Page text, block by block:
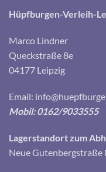
Hüpfburgen-Verleih-
Marco Lindner
Queckstraße 8e
04177 Leipzig
Email:
Mobil: 0162/9033555
Lagerstandort zum
Neue Gutenbergstraße